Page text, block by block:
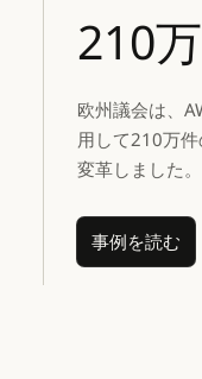
210万
欧州議会は、
用して210万
変革しました。
事例を読む
事例を読む